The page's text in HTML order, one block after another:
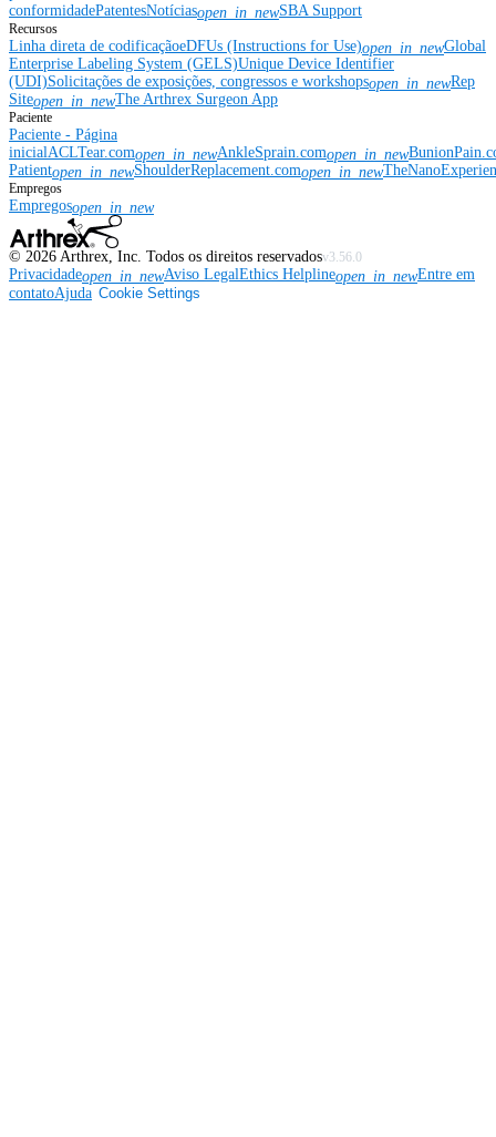
conformidadePatentesNotíciasopen_in_newSBA Support
Recursos
Linha direta de codificaçãoeDFUs (Instructions for Use)open_in_newGlobal
Enterprise Labeling System (GELS)Unique Device Identifier
(UDI)Solicitações de exposições, congressos e workshopsopen_in_newRep
Siteopen_in_newThe Arthrex Surgeon App
Paciente
Paciente - Página
inicialACLTear.comopen_in_newAnkleSprain.comopen_in_new
Patientopen_in_newShoulderReplacement.comopen_in_new
Empregos
Empregosopen_in_new
© 2026 Arthrex, Inc. Todos os direitos reservadosv3.56.0
Privacidadeopen_in_newAviso LegalEthics Helplineopen_in_newEntre em
contatoAjuda Cookie Settings